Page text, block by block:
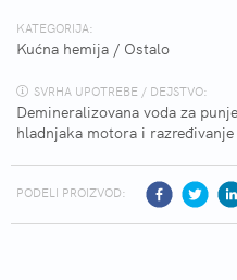
KATEGORIJA:
Kućna hemija / Ostalo
SVRHA UPOTREBE / DEJSTVO:
Demineralizovana voda za
hladnjaka motora i
PODELI PROIZVOD: